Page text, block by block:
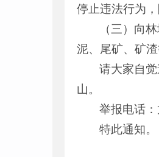
停止违法行为
（三）向
泥、尾矿、矿
请大家自
山。
举报电话
特此通知。